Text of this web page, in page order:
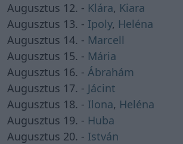
Augusztus 12. - Klára, Kiara
Augusztus 13. - Ipoly, Heléna
Augusztus 14. - Marcell
Augusztus 15. - Mária
Augusztus 16. - Ábrahám
Augusztus 17. - Jácint
Augusztus 18. - Ilona, Heléna
Augusztus 19. - Huba
Augusztus 20. - István